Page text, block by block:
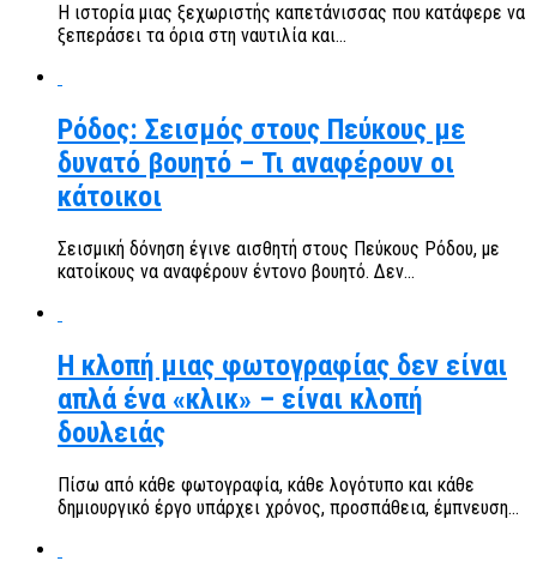
Η ιστορία μιας ξεχωριστής καπετάνισσας που κατάφερε να
ξεπεράσει τα όρια στη ναυτιλία και...
Ρόδος: Σεισμός στους Πεύκους με
δυνατό βουητό – Τι αναφέρουν οι
κάτοικοι
Σεισμική δόνηση έγινε αισθητή στους Πεύκους Ρόδου, με
κατοίκους να αναφέρουν έντονο βουητό. Δεν...
Η κλοπή μιας φωτογραφίας δεν είναι
απλά ένα «κλικ» – είναι κλοπή
δουλειάς
Πίσω από κάθε φωτογραφία, κάθε λογότυπο και κάθε
δημιουργικό έργο υπάρχει χρόνος, προσπάθεια, έμπνευση...